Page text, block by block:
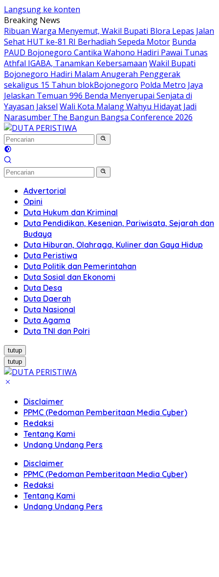
Langsung ke konten
Breaking News
Ribuan Warga Menyemut, Wakil Bupati Blora Lepas Jalan
Sehat HUT ke-81 RI Berhadiah Sepeda Motor Bunda
PAUD Bojonegoro Cantika Wahono Hadiri Pawai Tunas
Athfal IGABA, Tanamkan Kebersamaan Wakil Bupati
Bojonegoro Hadiri Malam Anugerah Penggerak
sekaligus 15 Tahun blokBojonegoro Polda Metro Jaya
Jelaskan Temuan 996 Benda Menyerupai Senjata di
Yayasan Jaksel Wali Kota Malang Wahyu Hidayat Jadi
Narasumber The Bangun Bangsa Conference 2026
Advertorial
Opini
Duta Hukum dan Kriminal
Duta Pendidikan, Kesenian, Pariwisata, Sejarah dan
Budaya
Duta Hiburan, Olahraga, Kuliner dan Gaya Hidup
Duta Peristiwa
Duta Politik dan Pemerintahan
Duta Sosial dan Ekonomi
Duta Desa
Duta Daerah
Duta Nasional
Duta Agama
Duta TNI dan Polri
tutup
tutup
Disclaimer
PPMC (Pedoman Pemberitaan Media Cyber)
Redaksi
Tentang Kami
Undang Undang Pers
Disclaimer
PPMC (Pedoman Pemberitaan Media Cyber)
Redaksi
Tentang Kami
Undang Undang Pers